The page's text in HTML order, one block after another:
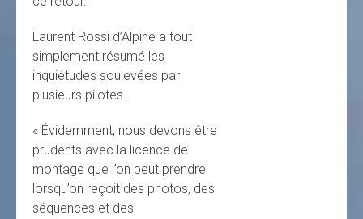
Laurent Rossi d’Alpine a tout
simplement résumé les
inquiétudes soulevées par
plusieurs pilotes.
« Évidemment, nous devons être
prudents avec la licence de
montage que l’on peut prendre
lorsqu’on reçoit des photos, des
séquences et des